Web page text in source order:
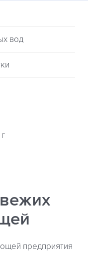
вод
предприятия